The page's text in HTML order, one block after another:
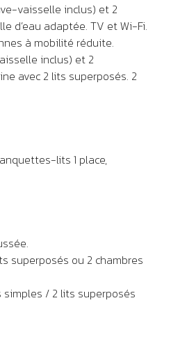
vaisselle inclus) et 2
d’eau adaptée. TV et Wi-Fi.
à mobilité réduite.
inclus) et 2
avec 2 lits superposés. 2
lits 1 place,
superposés ou 2 chambres
simples / 2 lits superposés